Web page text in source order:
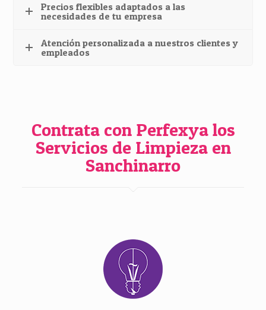
Precios flexibles adaptados a las
necesidades de tu empresa
Atención personalizada a nuestros clientes y
empleados
Contrata con Perfexya los
Servicios de Limpieza en
Sanchinarro